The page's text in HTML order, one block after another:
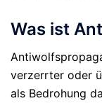
Was ist
verzerrter oder
als Bedrohung